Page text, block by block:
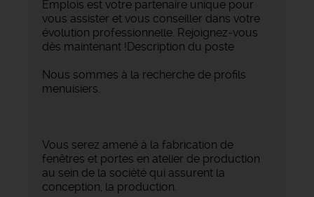
Emplois est votre partenaire unique pour
vous assister et vous conseiller dans votre
évolution professionnelle. Rejoignez-vous
dès maintenant !Description du poste
Nous sommes à la recherche de profils
menuisiers.
Vous serez amené à la fabrication de
fenêtres et portes en atelier de production
au sein de la société qui assurent la
conception, la production.